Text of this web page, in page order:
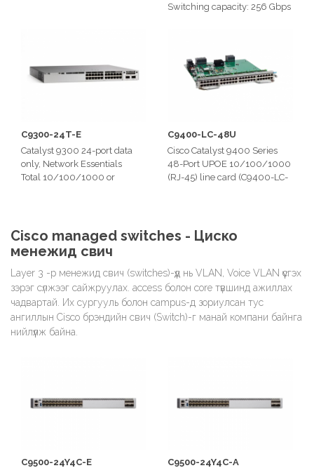
Switching capacity: 256 Gbps
addresses: 32,00
C9300-24T-E
Catalyst 9300 24-port data
only, Network Essentials
Total 10/100/1000 or
model
C9400-LC-48U
Cisco Catalyst 9400 Series
48-Port UPOE 10/100/1000
(RJ-45) line card (C9400-LC-
line card
Supports IEEE 802.3af/at
Cisco managed switches - Циско
менежид свич
Layer 3 -р менежид свич (switches)-үүд нь VLAN, Voice VLAN үүсгэх
зэрэг сүлжээг сайжруулах. access болон core түвшинд ажиллах
чадвартай. Их сургууль болон campus-д зориулсан тус
ангиллын Cisco брэндийн свич (Switch)-г манай компани байнга
нийлүүлж байна.
C9500-24Y4C-E
C9500-24Y4C-A